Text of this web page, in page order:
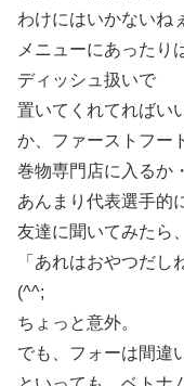
わけにはいかないね
メニューにあったり
ディッシュ扱いで
置いてくれてればい
か、ファーストフー
巻物専門店に入るか
あんまり代表選手的
友達に聞いてみたら、
「あれはおやつだ
(^^;
ちょっと意外。
でも、フォーは間違